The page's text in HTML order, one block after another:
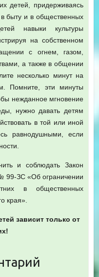
детей, придерживаясь
быту и в общественных
навыки культуры
на собственном
с огнем, газом,
а также в общении
несколько минут на
Помните, эти минуты
нежданное мгновение
нужно давать детям
в той или иной
равнодушными, если
и соблюдать Закон
99-ЗС «Об ограничении
в общественных
края».
зависит только от